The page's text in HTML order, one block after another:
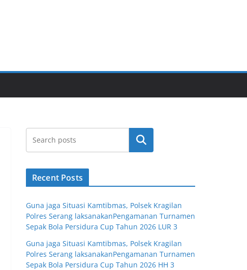
Cari
Recent Posts
Guna jaga Situasi Kamtibmas, Polsek Kragilan
Polres Serang laksanakanPengamanan Turnamen
Sepak Bola Persidura Cup Tahun 2026 LUR 3
Guna jaga Situasi Kamtibmas, Polsek Kragilan
Polres Serang laksanakanPengamanan Turnamen
Sepak Bola Persidura Cup Tahun 2026 HH 3